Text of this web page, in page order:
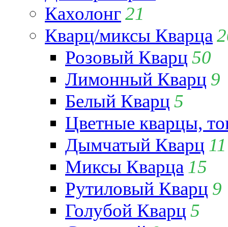
Кахолонг21
Кварц/миксы Кварца
Розовый Кварц 50
Лимонный Кварц 9
Белый Кварц 5
Цветные кварцы,
Дымчатый Кварц 11
Миксы Кварца 15
Рутиловый Кварц 9
Голубой Кварц 5